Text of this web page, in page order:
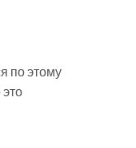
по этому